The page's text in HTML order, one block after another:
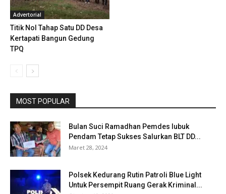
Advertorial
Titik Nol Tahap Satu DD Desa
Kertapati Bangun Gedung
TPQ
MOST POPULAR
Bulan Suci Ramadhan Pemdes lubuk
Pendam Tetap Sukses Salurkan BLT DD...
Maret 28, 2024
Polsek Kedurang Rutin Patroli Blue Light
Untuk Persempit Ruang Gerak Kriminal...